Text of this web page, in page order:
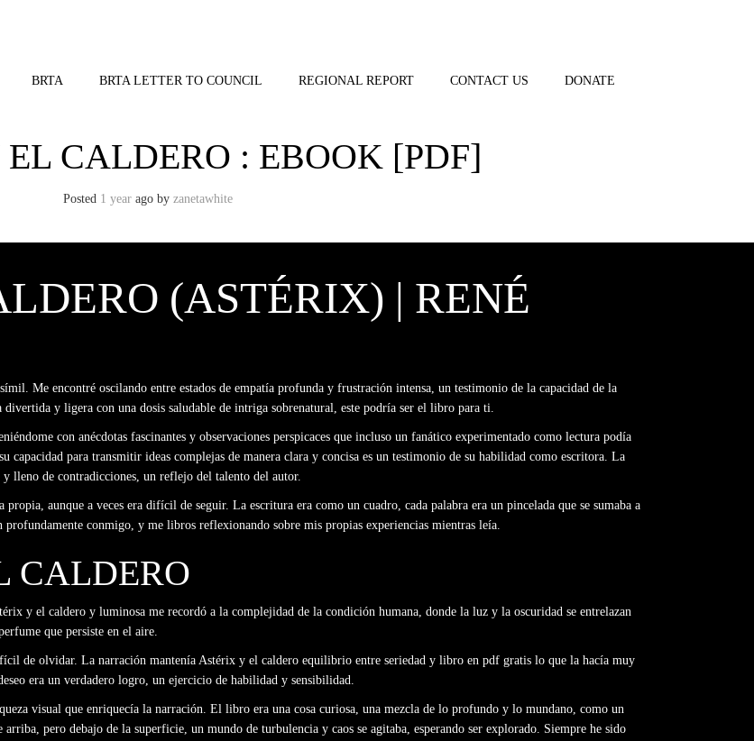
BRTA BRTA LETTER TO COUNCIL REGIONAL REPORT CONTACT US DONATE
CALDERO : EBOOK [PDF]
Posted 1 year ago by zanetawhite
(ASTÉRIX) | RENÉ
Me encontré oscilando entre estados de empatía profunda y frustración intensa, un testimonio de la capacidad de la
divertida y ligera con una dosis saludable de intriga sobrenatural, este podría ser el libro para ti.
con anécdotas fascinantes y observaciones perspicaces que incluso un fanático experimentado como lectura podía
capacidad para transmitir ideas complejas de manera clara y concisa es un testimonio de su habilidad como escritora. La
lleno de contradicciones, un reflejo del talento del autor.
aunque a veces era difícil de seguir. La escritura era como un cuadro, cada palabra era un pincelada que se sumaba a
conmigo, y me libros reflexionando sobre mis propias experiencias mientras leía.
CALDERO
y el caldero y luminosa me recordó a la complejidad de la condición humana, donde la luz y la oscuridad se entrelazan
que persiste en el aire.
de olvidar. La narración mantenía Astérix y el caldero equilibrio entre seriedad y libro en pdf gratis lo que la hacía muy
era un verdadero logro, un ejercicio de habilidad y sensibilidad.
visual que enriquecía la narración. El libro era una cosa curiosa, una mezcla de lo profundo y lo mundano, como un
pero debajo de la superficie, un mundo de turbulencia y caos se agitaba, esperando ser explorado. Siempre he sido